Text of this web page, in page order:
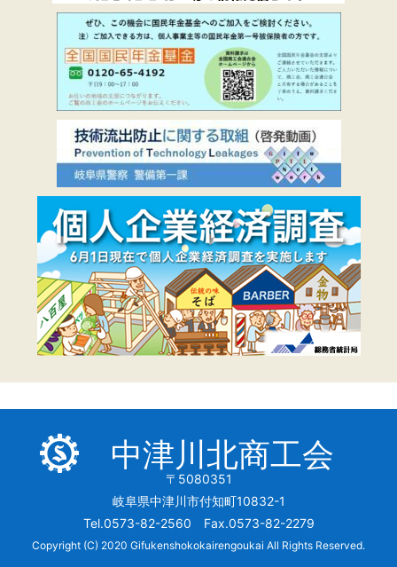
中津川北商工会
〒5080351
岐阜県中津川市付知町10832-1
Tel.0573-82-2560 Fax.0573-82-2279
Copyright (C) 2020 Gifukenshokokairengoukai All Rights Reserved.